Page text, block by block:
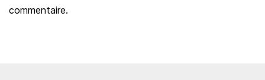
commentaire.